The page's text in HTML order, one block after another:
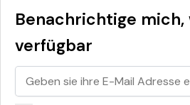
Benachrichtige mich,
verfügbar